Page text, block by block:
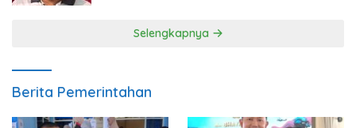
Selengkapnya
Berita Pemerintahan